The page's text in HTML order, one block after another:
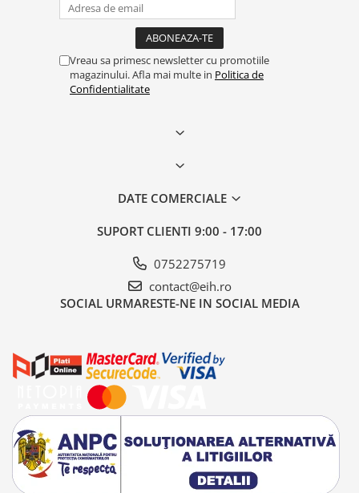
Vreau sa primesc newsletter cu promotiile
magazinului. Afla mai multe in Politica de
Confidentialitate
DATE COMERCIALE
SUPORT CLIENTI 9:00 - 17:00
0752275719
contact@eih.ro
SOCIAL URMARESTE-NE IN SOCIAL MEDIA